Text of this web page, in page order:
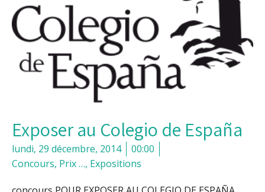
Exposer au Colegio de España
lundi, 29 décembre, 2014
00:00
Concours, Prix …, Expositions